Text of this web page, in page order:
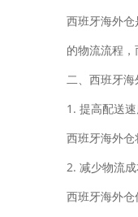
西班牙海外
的物流流程
二、西班牙海
1. 提高配送
西班牙海外
2. 减少物流成
西班牙海外仓